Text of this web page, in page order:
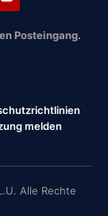
Posteingang.
melden
Alle Rechte